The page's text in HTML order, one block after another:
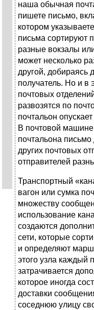
наша обычная
пишете письмо,
котором
письма сортируют
разные вокзалы
может несколько
другой, добираясь
получатель. Но и в
почтовых
развозятся по
почтальон
В почтовой
почтальона
других почтовых
отправителей
Транспортный
вагон или сумка
множеству
использование
создаются
сети, которые
и определяют
этого узла каждый
затрачивается
которое иногда
доставки
соседнюю улицу